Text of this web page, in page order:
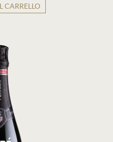
CARRELLO